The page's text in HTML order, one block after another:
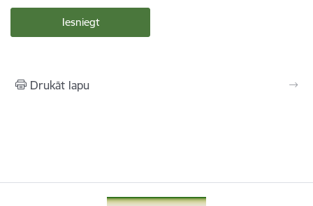
Drukāt lapu